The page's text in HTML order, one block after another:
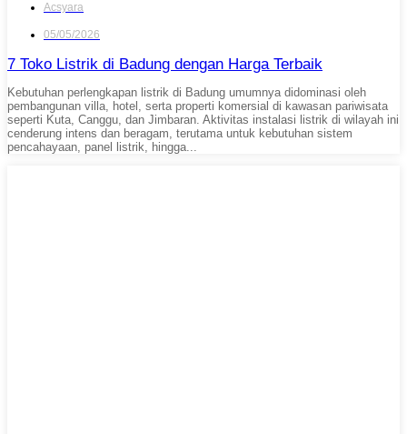
Acsyara
05/05/2026
7 Toko Listrik di Badung dengan Harga Terbaik
Kebutuhan perlengkapan listrik di Badung umumnya didominasi oleh
pembangunan villa, hotel, serta properti komersial di kawasan pariwisata
seperti Kuta, Canggu, dan Jimbaran. Aktivitas instalasi listrik di wilayah ini
cenderung intens dan beragam, terutama untuk kebutuhan sistem
pencahayaan, panel listrik, hingga...